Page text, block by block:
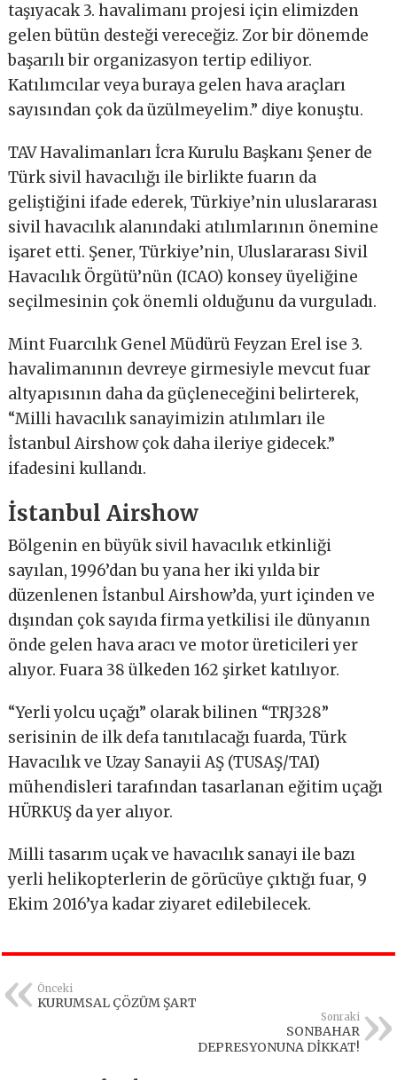
taşıyacak 3. havalimanı projesi için elimizden
gelen bütün desteği vereceğiz. Zor bir dönemde
başarılı bir organizasyon tertip ediliyor.
Katılımcılar veya buraya gelen hava araçları
sayısından çok da üzülmeyelim.” diye konuştu.
TAV Havalimanları İcra Kurulu Başkanı Şener de
Türk sivil havacılığı ile birlikte fuarın da
geliştiğini ifade ederek, Türkiye’nin uluslararası
sivil havacılık alanındaki atılımlarının önemine
işaret etti. Şener, Türkiye’nin, Uluslararası Sivil
Havacılık Örgütü’nün (ICAO) konsey üyeliğine
seçilmesinin çok önemli olduğunu da vurguladı.
Mint Fuarcılık Genel Müdürü Feyzan Erel ise 3.
havalimanının devreye girmesiyle mevcut fuar
altyapısının daha da güçleneceğini belirterek,
“Milli havacılık sanayimizin atılımları ile
İstanbul Airshow çok daha ileriye gidecek.”
ifadesini kullandı.
İstanbul Airshow
Bölgenin en büyük sivil havacılık etkinliği
sayılan, 1996’dan bu yana her iki yılda bir
düzenlenen İstanbul Airshow’da, yurt içinden ve
dışından çok sayıda firma yetkilisi ile dünyanın
önde gelen hava aracı ve motor üreticileri yer
alıyor. Fuara 38 ülkeden 162 şirket katılıyor.
“Yerli yolcu uçağı” olarak bilinen “TRJ328”
serisinin de ilk defa tanıtılacağı fuarda, Türk
Havacılık ve Uzay Sanayii AŞ (TUSAŞ/TAI)
mühendisleri tarafından tasarlanan eğitim uçağı
HÜRKUŞ da yer alıyor.
Milli tasarım uçak ve havacılık sanayi ile bazı
yerli helikopterlerin de görücüye çıktığı fuar, 9
Ekim 2016’ya kadar ziyaret edilebilecek.
Önceki
KURUMSAL ÇÖZÜM ŞART
Sonraki
SONBAHAR
DEPRESYONUNA DİKKAT!